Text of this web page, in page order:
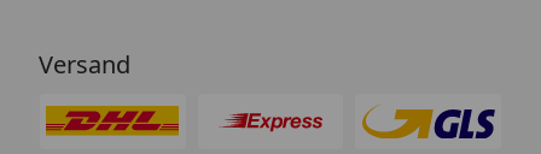
Versand